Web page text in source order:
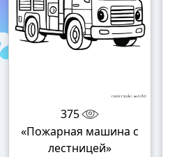
375
«Пожарная машина с
лестницей»